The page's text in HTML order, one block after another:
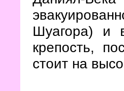
Шуагора) и
крепость,
стоит на